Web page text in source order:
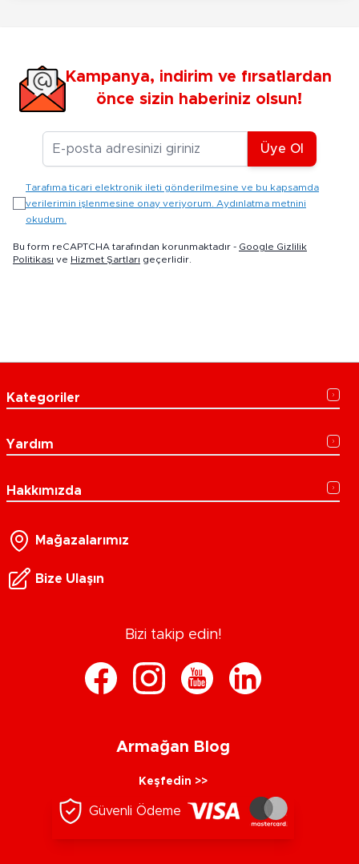
Kampanya, indirim ve fırsatlardan
önce sizin haberiniz olsun!
E-posta Adresiniz
Üye Ol
Tarafıma ticari elektronik ileti gönderilmesine ve bu kapsamda
verilerimin işlenmesine onay veriyorum. Aydınlatma metnini
okudum.
Bu form reCAPTCHA tarafından korunmaktadır - Google Gizlilik
Politikası ve Hizmet Şartları geçerlidir.
Kategoriler
Yardım
Hakkımızda
Mağazalarımız
Bize Ulaşın
Bizi takip edin!
Armağan Blog
Keşfedin >>
Güvenli Ödeme